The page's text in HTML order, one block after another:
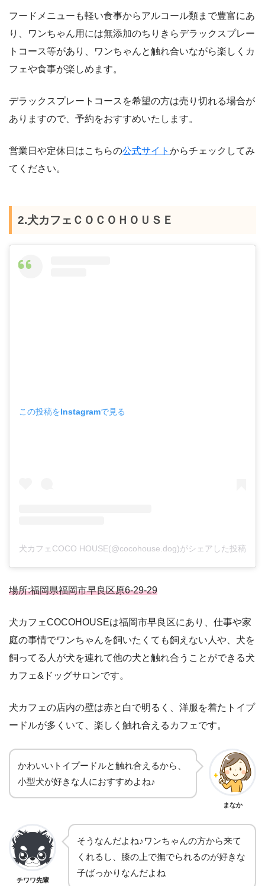
フードメニューも軽い食事からアルコール類まで豊富にあ
り、ワンちゃん用には無添加のちりきらデラックスプレー
トコース等があり、ワンちゃんと触れ合いながら楽しくカ
フェや食事が楽しめます。
デラックスプレートコースを希望の方は売り切れる場合が
ありますので、予約をおすすめいたします。
営業日や定休日はこちらの公式サイト からチェックしてみ
てください。
2.犬カフェＣＯＣＯＨＯＵＳＥ
この投稿をInstagramで見る
犬カフェCOCO HOUSE(@cocohouse.dog)がシェアした投稿
場所:福岡県福岡市早良区原6-29-29
犬カフェCOCOHOUSEは福岡市早良区にあり、仕事や家
庭の事情でワンちゃんを飼いたくても飼えない人や、犬を
飼ってる人が犬を連れて他の犬と触れ合うことができる犬
カフェ&ドッグサロンです。
犬カフェの店内の壁は赤と白で明るく、洋服を着たトイプ
ードルが多くいて、楽しく触れ合えるカフェです。
かわいいトイプードルと触れ合えるから、
小型犬が好きな人におすすめよね♪
まなか
チワワ先輩
そうなんだよね♪ワンちゃんの方から来て
くれるし、膝の上で撫でられるのが好きな
子ばっかりなんだよね